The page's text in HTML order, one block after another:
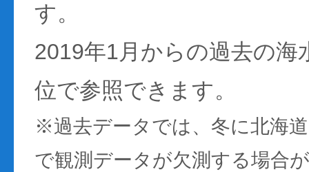
す。
2019年1月からの過去の海
位で参照できます。
※過去データでは、冬に北海
で観測データが欠測する場合